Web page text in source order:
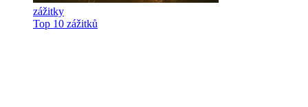
zážitky
Top 10 zážitků